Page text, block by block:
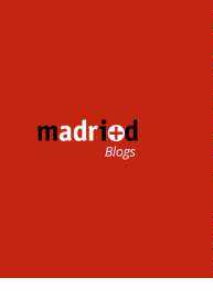
o